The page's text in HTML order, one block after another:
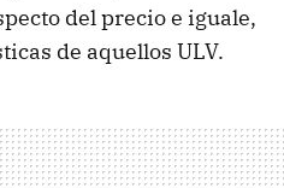
del precio e iguale,
de aquellos ULV.